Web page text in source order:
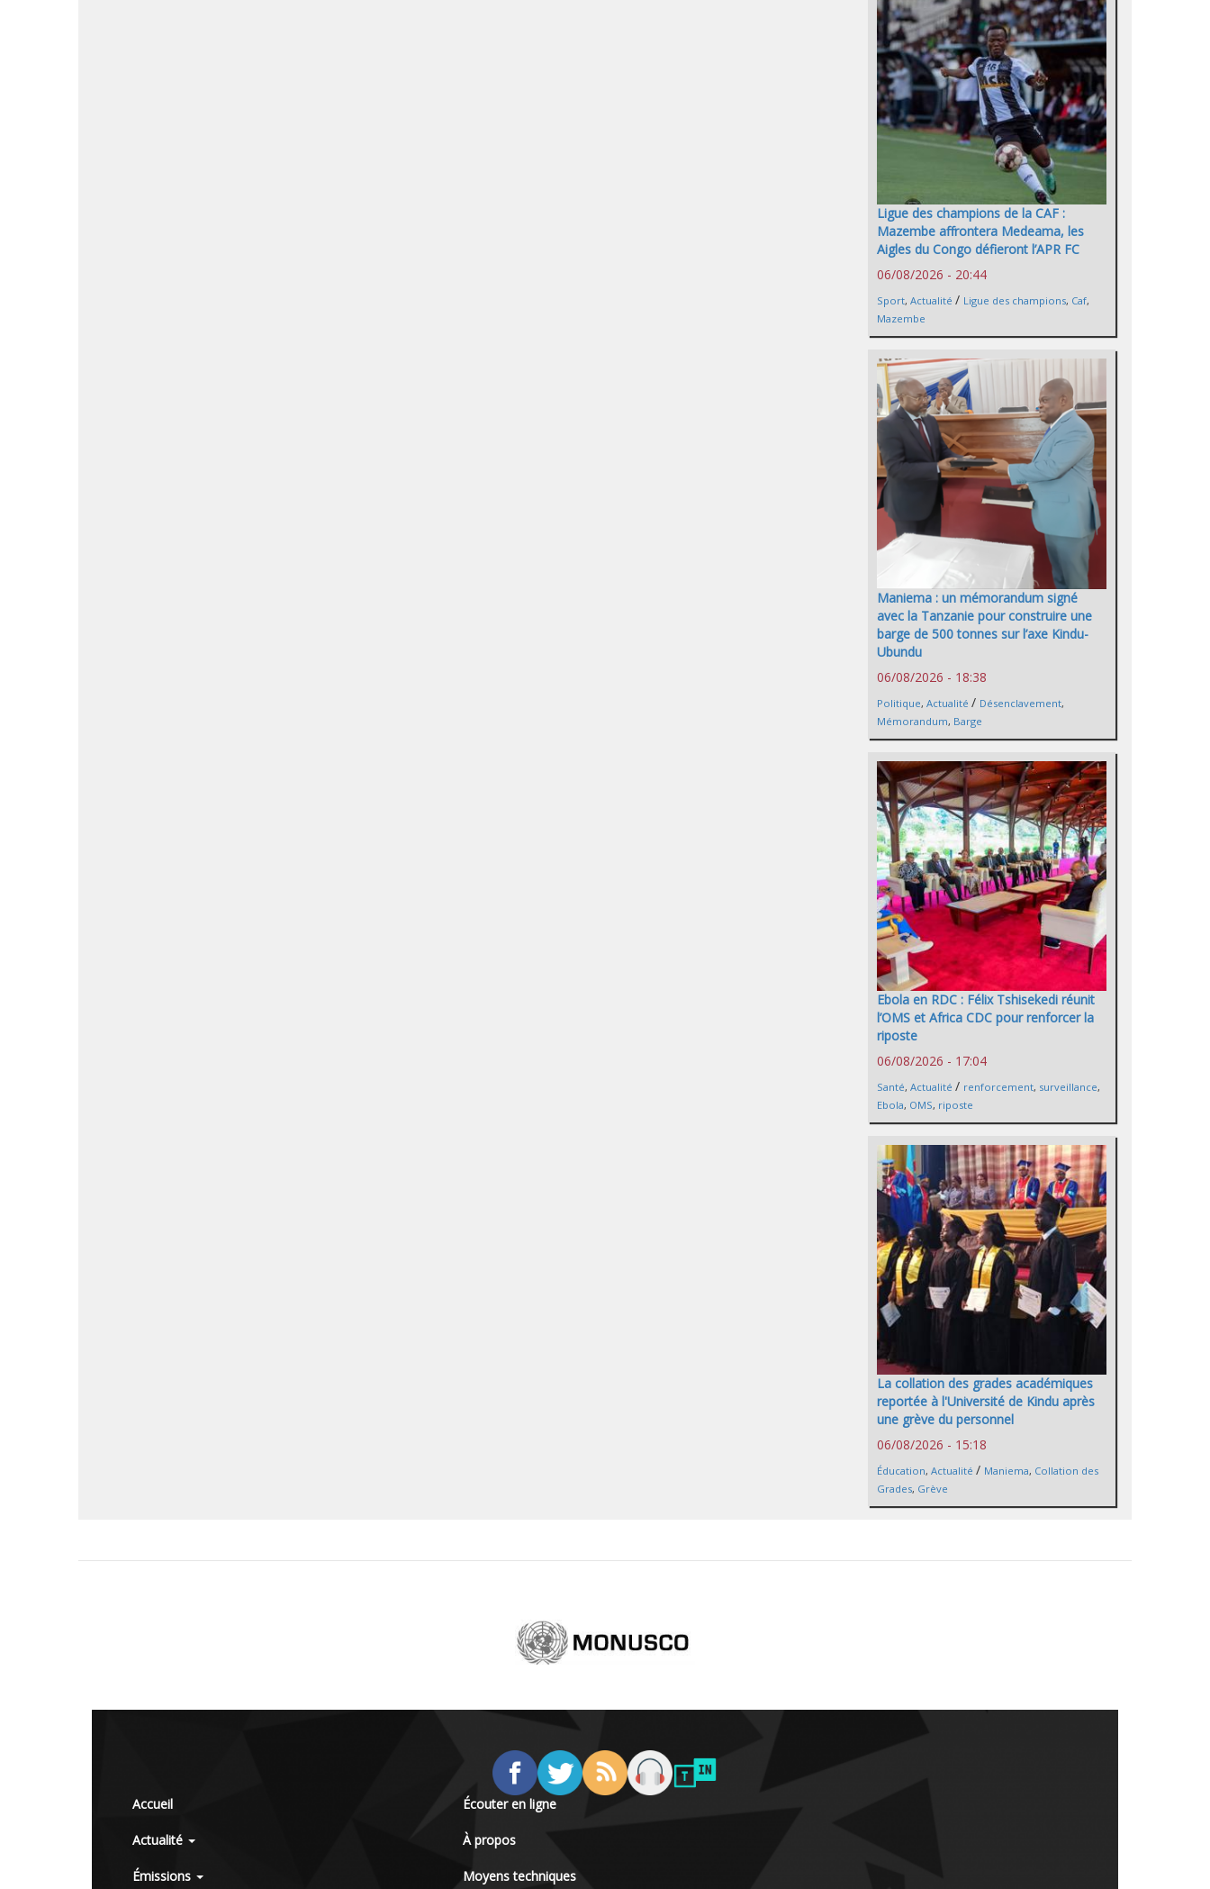
Ligue des champions de la CAF :
Mazembe affrontera Medeama, les
Aigles du Congo défieront l’APR FC
06/08/2026 - 20:44
Sport, Actualité / Ligue des champions, Caf,
Mazembe
Maniema : un mémorandum signé
avec la Tanzanie pour construire une
barge de 500 tonnes sur l’axe Kindu-
Ubundu
06/08/2026 - 18:38
Politique, Actualité / Désenclavement,
Mémorandum, Barge
Ebola en RDC : Félix Tshisekedi réunit
l’OMS et Africa CDC pour renforcer la
riposte
06/08/2026 - 17:04
Santé, Actualité / renforcement, surveillance,
Ebola, OMS, riposte
La collation des grades académiques
reportée à l'Université de Kindu après
une grève du personnel
06/08/2026 - 15:18
Éducation, Actualité / Maniema, Collation des
Grades, Grève
Accueil
Actualité
Émissions
Écouter en ligne
À propos
Moyens techniques